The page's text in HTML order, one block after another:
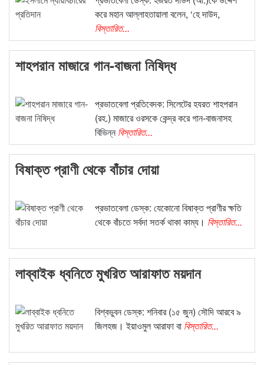
করে মহান আল্লাহতায়ালা বলেন, ‘হে দাউদ,
বিস্তারিত...
শাহপরান মাজারে গান-বাজনা নিষিদ্ধ
প্রভাতবেলা প্রতিবেদক: সিলেটের হযরত শাহপরান
(রহ.) মাজারে ওরসকে কেন্দ্র করে গান-বাজনাসহ
বিভিন্ন বিস্তারিত...
বিষাক্ত প্রাণী থেকে বাঁচার দোয়া
প্রভাতবেলা ডেস্ক: যেকোনো বিষাক্ত প্রাণীর ক্ষতি
থেকে বাঁচতে সর্বদা সতর্ক থাকা কাম্য। বিস্তারিত...
লাব্বাইক ধ্বনিতে মুখরিত আরাফাত ময়দান
বিশ্বভুবন ডেস্ক: শনিবার (১৫ জুন) সৌদি আরবে ৯
জিলহজ। ইয়াওমুল আরাফা বা বিস্তারিত...